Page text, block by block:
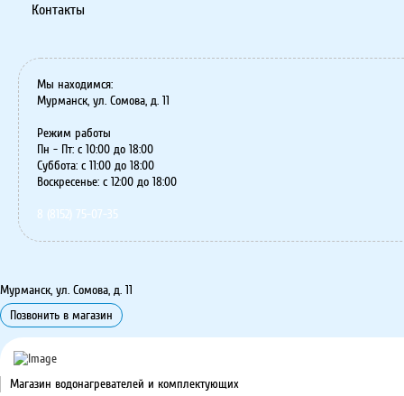
Контакты
Мы находимся:
Мурманск, ул. Сомова, д. 11
Режим работы
Пн - Пт: с 10:00 до 18:00
Суббота: с 11:00 до 18:00
Воскресенье: с 12:00 до 18:00
8 (8152) 75-07-35
Мурманск, ул. Сомова, д. 11
Позвонить в магазин
Магазин водонагревателей и комплектующих